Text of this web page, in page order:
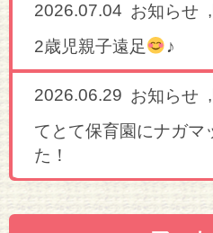
2026.07.04 お知らせ ,
2歳児親子遠足
♪
2026.06.29 お知らせ ,
てとて保育園にナガマ
た！